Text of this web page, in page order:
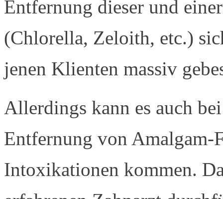
Entfernung dieser und
(Chlorella, Zeloith, etc.)
jenen Klienten massiv
Allerdings kann es auch
Entfernung von Amalgam-
Intoxikationen kommen.